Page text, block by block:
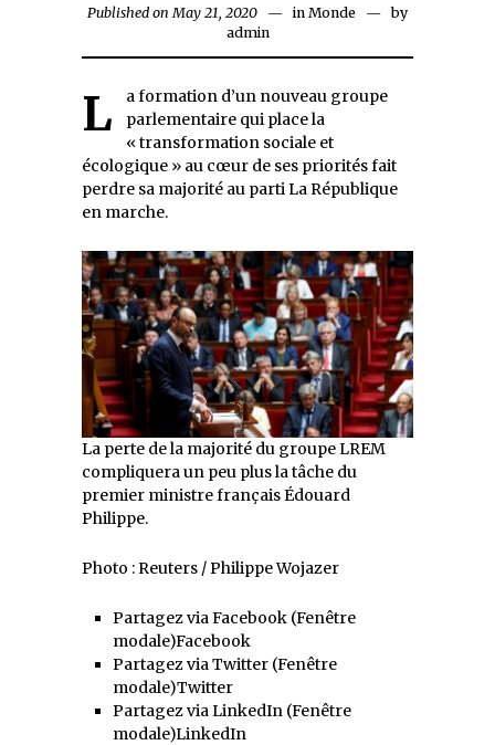
Published on May 21, 2020 May
21,
in Monde
by
admin
La formation d’un nouveau groupe
parlementaire qui place la
« transformation sociale et
écologique » au cœur de ses priorités fait
perdre sa majorité au parti La République
en marche.
La perte de la majorité du groupe LREM
compliquera un peu plus la tâche du
premier ministre français Édouard
Philippe.
Photo : Reuters / Philippe Wojazer
Partagez via Facebook (Fenêtre
modale)Facebook
Partagez via Twitter (Fenêtre
modale)Twitter
Partagez via LinkedIn (Fenêtre
modale)LinkedIn